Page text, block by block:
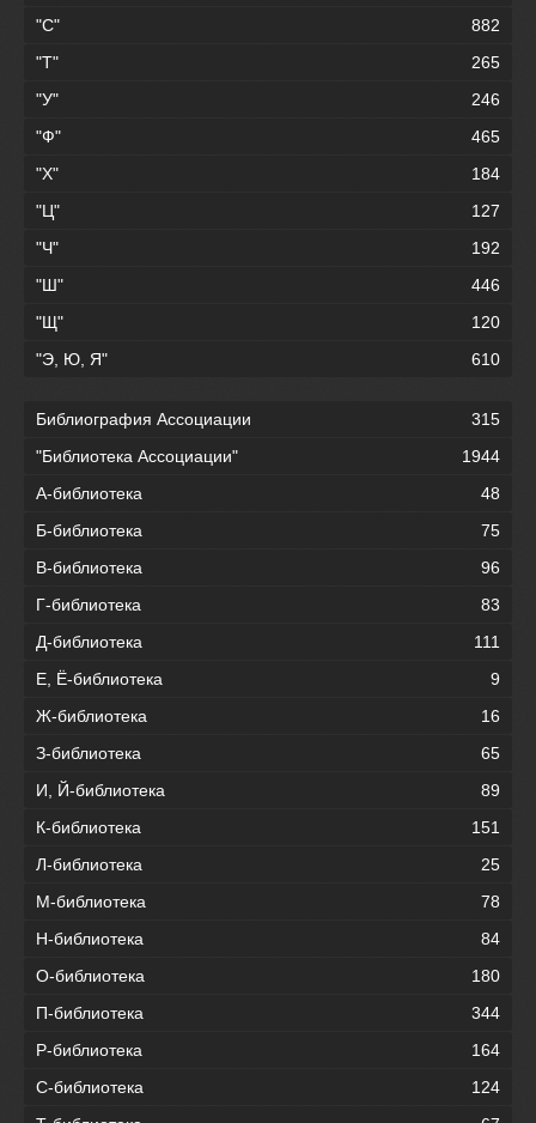
"С"
882
"Т"
265
"У"
246
"Ф"
465
"Х"
184
"Ц"
127
"Ч"
192
"Ш"
446
"Щ"
120
"Э, Ю, Я"
610
Библиография Ассоциации
315
"Библиотека Ассоциации"
1944
А-библиотека
48
Б-библиотека
75
В-библиотека
96
Г-библиотека
83
Д-библиотека
111
Е, Ё-библиотека
9
Ж-библиотека
16
З-библиотека
65
И, Й-библиотека
89
К-библиотека
151
Л-библиотека
25
М-библиотека
78
Н-библиотека
84
О-библиотека
180
П-библиотека
344
Р-библиотека
164
С-библиотека
124